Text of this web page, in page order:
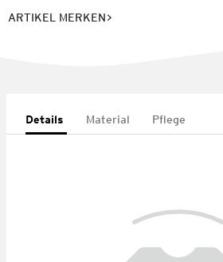
ARTIKEL MERKEN
Details Material Pflege